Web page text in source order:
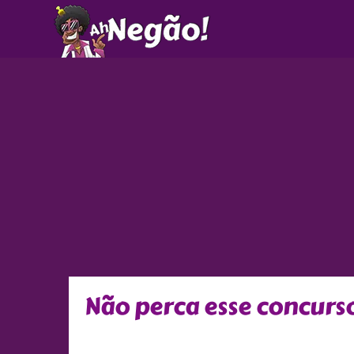
Não perca esse